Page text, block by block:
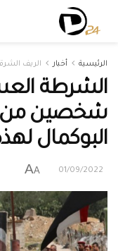
الرئيسية أخبار الريف
الشرطة
شخصين من
البوكمال
01/09/2022
A
A